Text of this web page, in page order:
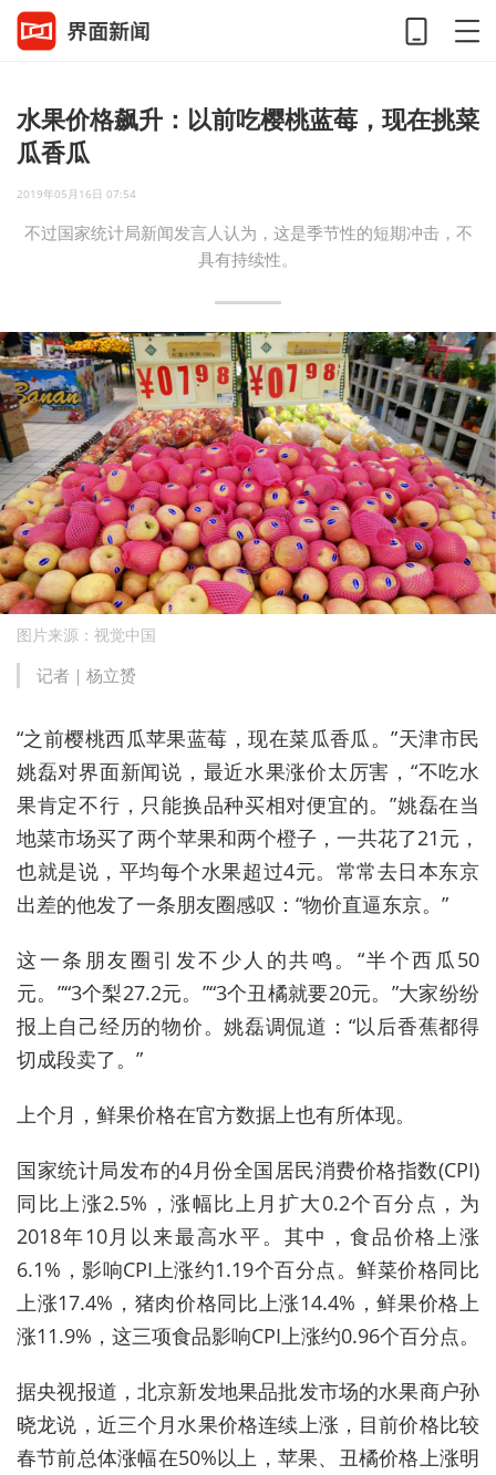
水果价格飙升：以前吃樱桃蓝莓，现在挑菜
瓜香瓜
2019年05月16日 07:54
不过国家统计局新闻发言人认为，这是季节性的短期冲击，不
具有持续性。
图片来源：视觉中国
记者｜杨立赟
“之前樱桃西瓜苹果蓝莓，现在菜瓜香瓜。”天津市民
姚磊对界面新闻说，最近水果涨价太厉害，“不吃水
果肯定不行，只能换品种买相对便宜的。”姚磊在当
地菜市场买了两个苹果和两个橙子，一共花了21元，
也就是说，平均每个水果超过4元。常常去日本东京
出差的他发了一条朋友圈感叹：“物价直逼东京。”
这一条朋友圈引发不少人的共鸣。“半个西瓜50
元。”“3个梨27.2元。”“3个丑橘就要20元。”大家纷纷
报上自己经历的物价。姚磊调侃道：“以后香蕉都得
切成段卖了。”
上个月，鲜果价格在官方数据上也有所体现。
国家统计局发布的4月份全国居民消费价格指数(CPI)
同比上涨2.5%，涨幅比上月扩大0.2个百分点，为
2018年10月以来最高水平。其中，食品价格上涨
6.1%，影响CPI上涨约1.19个百分点。鲜菜价格同比
上涨17.4%，猪肉价格同比上涨14.4%，鲜果价格上
涨11.9%，这三项食品影响CPI上涨约0.96个百分点。
据央视报道，北京新发地果品批发市场的水果商户孙
晓龙说，近三个月水果价格连续上涨，目前价格比较
春节前总体涨幅在50%以上，苹果、丑橘价格上涨明